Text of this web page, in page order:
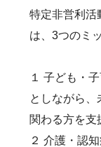
特定非営利活
は、3つのミ
１ 子ども・
としながら、
関わる方を支
２ 介護・認